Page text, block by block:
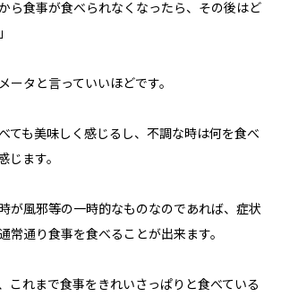
ら食事が食べられなくなったら、その後はど
ータと言っていいほどです。
ても美味しく感じるし、不調な時は何を食べ
じます。
が風邪等の一時的なものなのであれば、症状
常通り食事を食べることが出来ます。
これまで食事をきれいさっぱりと食べている